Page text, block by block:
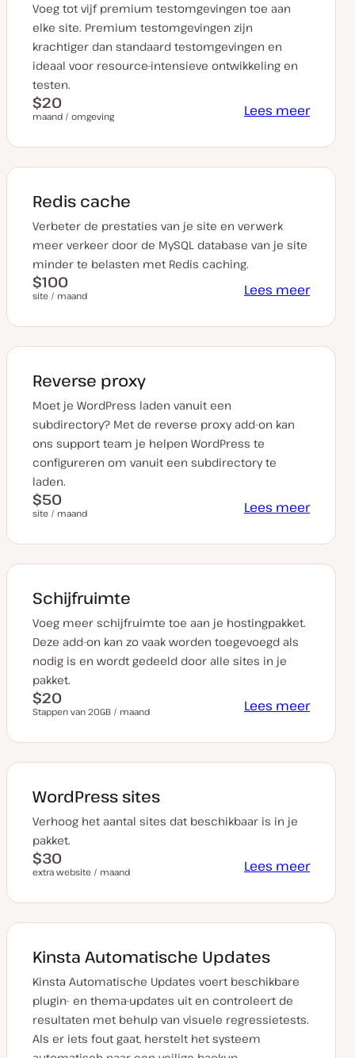
Voeg tot vijf premium testomgevingen toe aan
elke site. Premium testomgevingen zijn
krachtiger dan standaard testomgevingen en
ideaal voor resource-intensieve ontwikkeling en
testen.
$20
maand / omgeving Lees meer
Redis cache
Verbeter de prestaties van je site en verwerk
meer verkeer door de MySQL database van je site
minder te belasten met Redis caching.
$100
site / maand Lees meer
Reverse proxy
Moet je WordPress laden vanuit een
subdirectory? Met de reverse proxy add-on kan
ons support team je helpen WordPress te
configureren om vanuit een subdirectory te
laden.
$50
site / maand Lees meer
Schijfruimte
Voeg meer schijfruimte toe aan je hostingpakket.
Deze add-on kan zo vaak worden toegevoegd als
nodig is en wordt gedeeld door alle sites in je
pakket.
$20
Stappen van 20GB / maand Lees meer
WordPress sites
Verhoog het aantal sites dat beschikbaar is in je
pakket.
$30
extra website / maand Lees meer
Kinsta Automatische Updates
Kinsta Automatische Updates voert beschikbare
plugin- en thema-updates uit en controleert de
resultaten met behulp van visuele regressietests.
Als er iets fout gaat, herstelt het systeem